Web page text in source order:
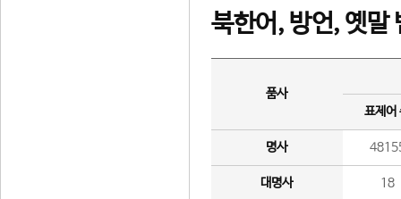
북한어, 방언, 옛말
품사
표제어
명사
대명사 18